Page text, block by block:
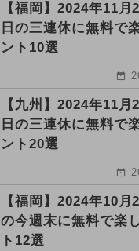
【福岡】2024年11
日の三連休に無料で
ント10選
【九州】2024年11
日の三連休に無料で
ント20選
【福岡】2024年10月
の今週末に無料で楽
ト12選